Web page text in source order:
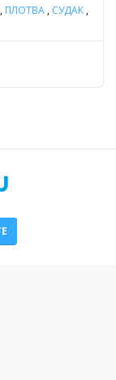
, ПЛОТВА , СУДАК ,